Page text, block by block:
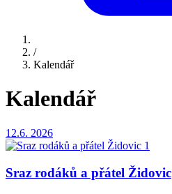
/
Kalendář
Kalendář
12.6. 2026
Sraz rodáků a přátel Židovic